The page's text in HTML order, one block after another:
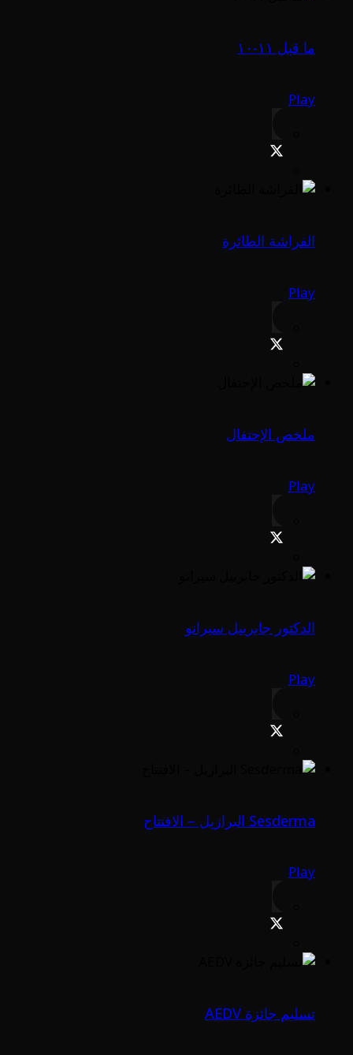
ما قبل ١١-١٠
Play
الفراشة الطائرة
Play
ملخص الإحتفال
Play
الدكتور جابرييل سيرانو
Play
Sesderma البرازيل – الافتتاح
Play
تسليم جائزة AEDV